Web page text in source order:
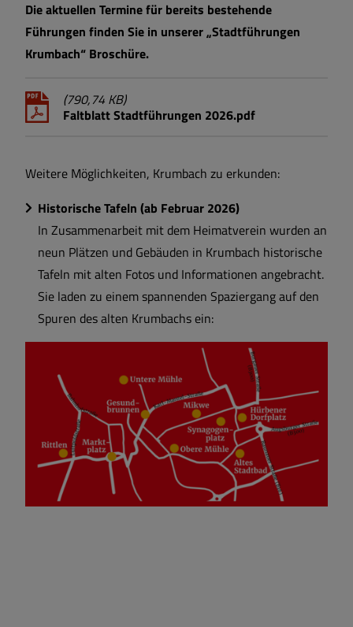
Die aktuellen Termine für bereits bestehende
Führungen finden Sie in unserer „Stadtführungen
Krumbach“ Broschüre.
(790,74 KB)
Faltblatt Stadtführungen 2026.pdf
Weitere Möglichkeiten, Krumbach zu erkunden:
Historische Tafeln (ab Februar 2026)
In Zusammenarbeit mit dem Heimatverein wurden an
neun Plätzen und Gebäuden in Krumbach historische
Tafeln mit alten Fotos und Informationen angebracht.
Sie laden zu einem spannenden Spaziergang auf den
Spuren des alten Krumbachs ein: